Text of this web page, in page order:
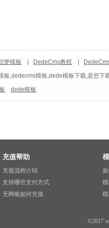
梦模板 DedeCms教程
板,dedecms模板,dede模板下载,是您
dede模板
充值帮助
充值流程介绍
支持哪些支付方式
无网银如何充值
©2017